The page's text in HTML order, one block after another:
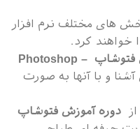
های مختلف نرم افزار
دوره آموزش فتوشاپ – Photoshop
آشنا و با آنها به صورت
دوره آموزش فتوشاپ